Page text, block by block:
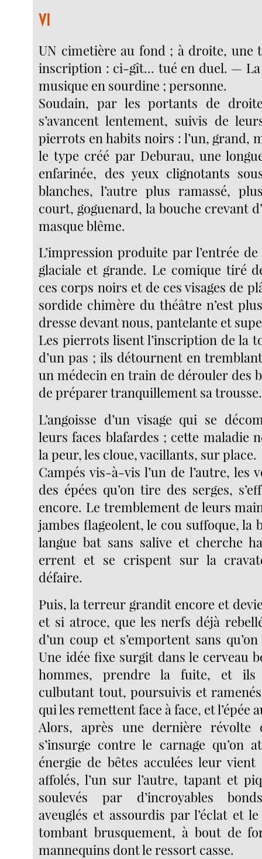
VI
UN cimetière au fond ; à droite, une
inscription : ci-gît... tué en duel. —
musique en sourdine ; personne.
Soudain, par les portants de
s’avancent lentement, suivis de
pierrots en habits noirs : l’un, grand,
le type créé par Deburau, une
enfarinée, des yeux clignotants
blanches, l’autre plus ramassé,
court, goguenard, la bouche crevant
masque blême.
L’impression produite par l’entrée
glaciale et grande. Le comique tiré
ces corps noirs et de ces visages de
sordide chimère du théâtre n’est
dresse devant nous, pantelante et
Les pierrots lisent l’inscription de la
d’un pas ; ils détournent en
un médecin en train de dérouler des
de préparer tranquillement sa trousse.
L’angoisse d’un visage qui se
leurs faces blafardes ; cette maladie
la peur, les cloue, vacillants, sur place.
Campés vis-à-vis l’un de l’autre, les
des épées qu’on tire des serges,
encore. Le tremblement de leurs
jambes flageolent, le cou suffoque, la
langue bat sans salive et cherche
errent et se crispent sur la
défaire.
Puis, la terreur grandit encore et
et si atroce, que les nerfs déjà
d’un coup et s’emportent sans
Une idée fixe surgit dans le cerveau
hommes, prendre la fuite, et ils
culbutant tout, poursuivis et
qui les remettent face à face, et l’épée
Alors, après une dernière
s’insurge contre le carnage qu’on
énergie de bêtes acculées leur
affolés, l’un sur l’autre, tapant et
soulevés par d’incroyables
aveuglés et assourdis par l’éclat et
tombant brusquement, à bout de
mannequins dont le ressort casse.